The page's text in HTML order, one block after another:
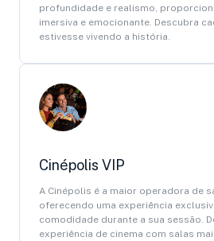
profundidade e realismo,
imersiva e emocionante. Descubra
estivesse vivendo a história.
Cinépolis VIP
A Cinépolis é a maior operadora de
oferecendo uma experiência
comodidade durante a sua sessão.
experiência de cinema com salas